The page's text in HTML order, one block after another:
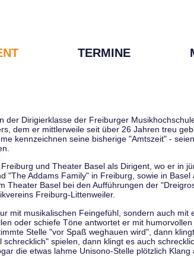
TERMINE
der Dirigierklasse der Freiburger
dem er mittlerweile seit über 26 Jahren treu
kennzeichnen seine bisherige "Amtszeit" -
und Theater Basel als Dirigent, wo er in
"The Addams Family" in Freiburg, sowie in
Theater Basel bei den Aufführungen der
Freiburg-Littenweiler.
mit musikalischen Feingefühl, sondern auch mit
oder schiefe Töne antwortet er mit
Stelle "vor Spaß weghauen wird", dann
spielen, dann klingt es auch
die etwas lahme Unisono-Stelle plötzlich